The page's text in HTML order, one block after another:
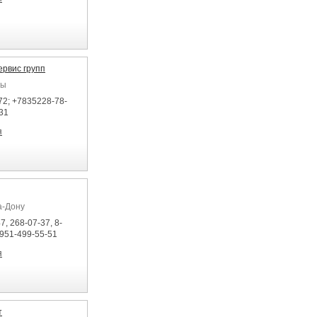
групп
+7835228-78-
Дону
268-07-37, 8-
499-55-51